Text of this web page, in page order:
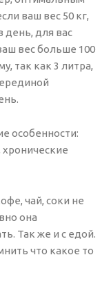
ваш вес 50 кг,
для вас
вес больше 100
так как 3 литра,
особенности:
хронические
чай, соки не
она
Так же и с едой.
что какое то